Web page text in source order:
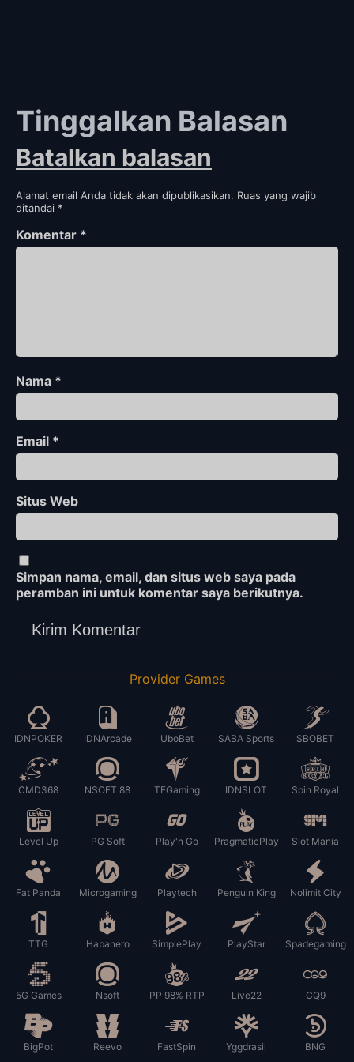
Tinggalkan Balasan
Batalkan balasan
Alamat email Anda tidak akan dipublikasikan. Ruas yang wajib
ditandai *
Komentar *
Nama *
Email *
Situs Web
Simpan nama, email, dan situs web saya pada
peramban ini untuk komentar saya berikutnya.
Provider Games
IDNPOKER IDNArcade UboBet SABA Sports SBOBET
CMD368 NSOFT 88 TFGaming IDNSLOT Spin Royal
Level Up PG Soft Play'n Go PragmaticPlay Slot Mania
Fat Panda Microgaming Playtech Penguin King Nolimit City
TTG Habanero SimplePlay PlayStar Spadegaming
5G Games Nsoft PP 98% RTP Live22 CQ9
BigPot Reevo FastSpin Yggdrasil BNG